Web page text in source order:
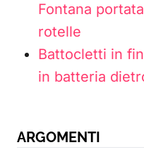
Fontana
rotelle
Battocletti in
in batteria
ARGOMENTI